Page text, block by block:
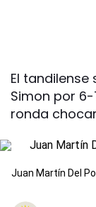
El
Simon por
ronda
Juan Martín Del